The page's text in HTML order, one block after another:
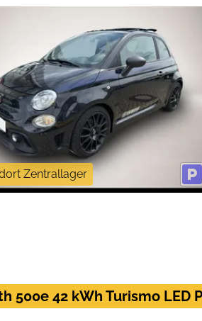
Zentrallager
500e 42 kWh Turismo LED